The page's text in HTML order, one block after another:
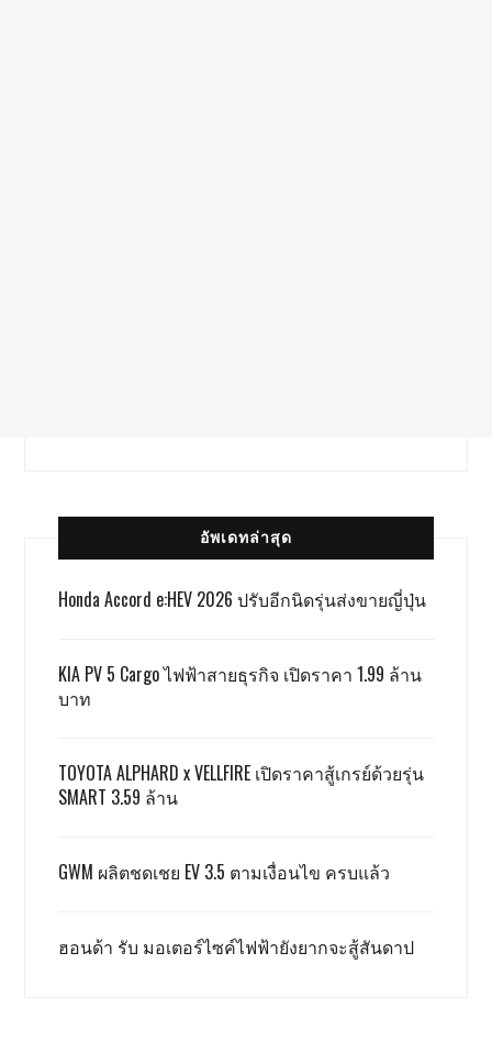
อัพเดทล่าสุด
Honda Accord e:HEV 2026 ปรับอีกนิดรุ่นส่งขายญี่ปุ่น
KIA PV 5 Cargo ไฟฟ้าสายธุรกิจ เปิดราคา 1.99 ล้าน
บาท
TOYOTA ALPHARD x VELLFIRE เปิดราคาสู้เกรย์ด้วยรุ่น
SMART 3.59 ล้าน
GWM ผลิตชดเชย EV 3.5 ตามเงื่อนไข ครบแล้ว
ฮอนด้า รับ มอเตอร์ไซค์ไฟฟ้ายังยากจะสู้สันดาป